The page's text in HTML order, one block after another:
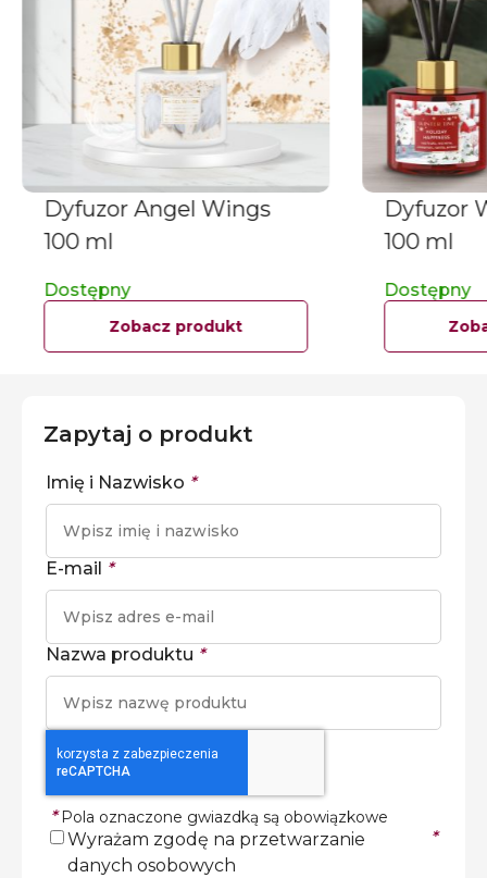
Dyfuzor Angel Wings
100 ml
Dostępny
Zobacz produkt
Dyfuzor
100 ml
Dostępny
Zapytaj o produkt
Imię i Nazwisko *
E-mail *
Nazwa produktu *
* Pola oznaczone gwiazdką są obowiązkowe
Wyrażam zgodę na przetwarzanie
danych osobowych
*